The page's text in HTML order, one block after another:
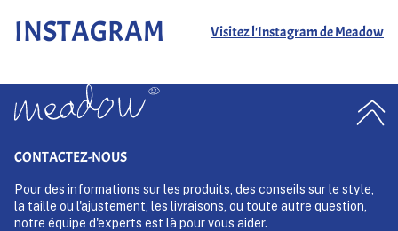
INSTAGRAM Visitez l'Instagram de Meadow
CONTACTEZ-NOUS
Pour des informations sur les produits, des conseils sur le style,
la taille ou l'ajustement, les livraisons, ou toute autre question,
notre équipe d'experts est là pour vous aider.